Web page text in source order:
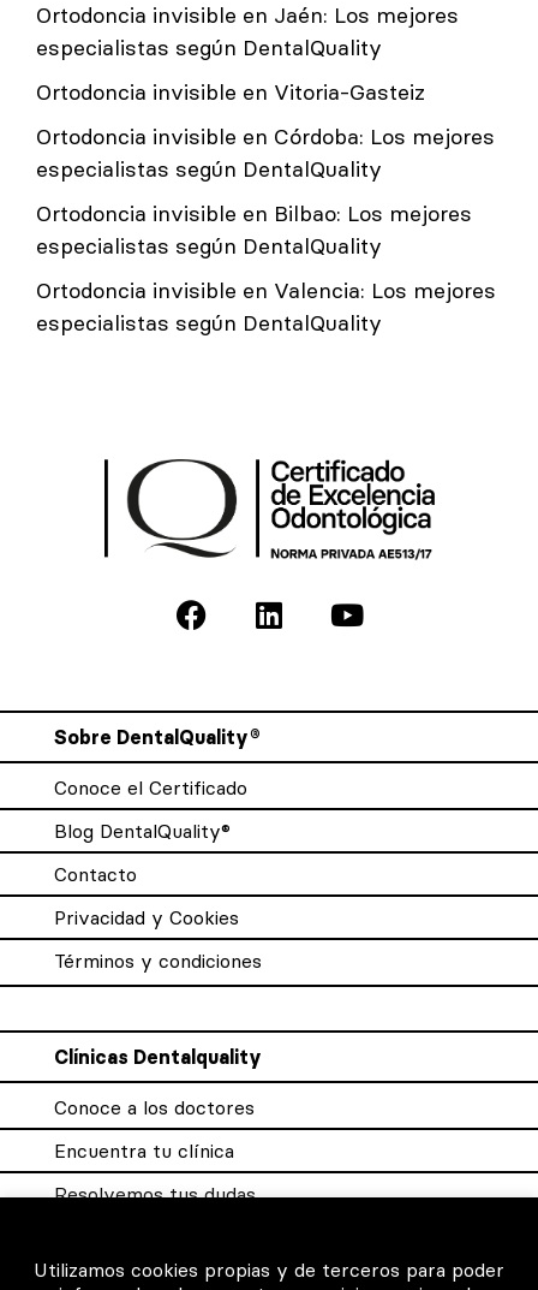
Ortodoncia invisible en Jaén: Los mejores
especialistas según DentalQuality
Ortodoncia invisible en Vitoria-Gasteiz
Ortodoncia invisible en Córdoba: Los mejores
especialistas según DentalQuality
Ortodoncia invisible en Bilbao: Los mejores
especialistas según DentalQuality
Ortodoncia invisible en Valencia: Los mejores
especialistas según DentalQuality
Sobre DentalQuality®
Conoce el Certificado
Blog DentalQuality®
Contacto
Privacidad y Cookies
Términos y condiciones
Clínicas Dentalquality
Conoce a los doctores
Encuentra tu clínica
Resolvemos tus dudas
Utilizamos cookies propias y de terceros para poder